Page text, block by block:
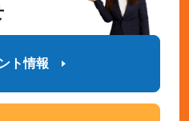
ト情報